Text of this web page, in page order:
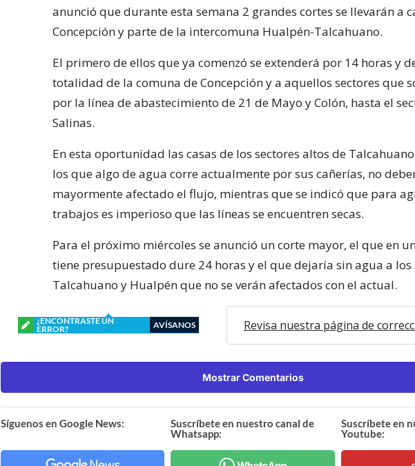
anunció que durante esta semana 2 grandes cortes se llevarán a
Concepción y parte de la intercomuna Hualpén-Talcahuano.
El primero de ellos que ya comenzó se extenderá por 14 horas y
totalidad de la comuna de Concepción y a aquellos sectores que
por la línea de abastecimiento de 21 de Mayo y Colón, hasta el
Salinas.
En esta oportunidad las casas de los sectores altos de
los que algo de agua corre actualmente por sus cañerías, no
mayormente afectado el flujo, mientras que se indicó que para
trabajos es imperioso que las líneas se encuentren secas.
Para el próximo miércoles se anunció un corte mayor, el que en
tiene presupuestado dure 24 horas y el que dejaría sin agua a los
Talcahuano y Hualpén que no se verán afectados con el actual.
¿ENCONTRASTE UN
ERROR?
AVÍSANOS Revisa nuestra página de
Mostrar Comentarios
Síguenos en Google News:
Suscríbete en nuestro canal de
Whatsapp:
Suscríbete en
Youtube: